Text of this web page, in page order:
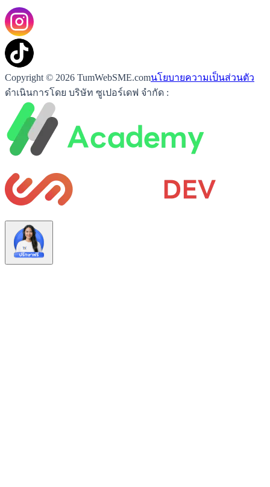
Copyright © 2026 TumWebSME.comนโยบายความเป็นส่วนตัว
ดำเนินการโดย บริษัท ซูเปอร์เดฟ จำกัด :